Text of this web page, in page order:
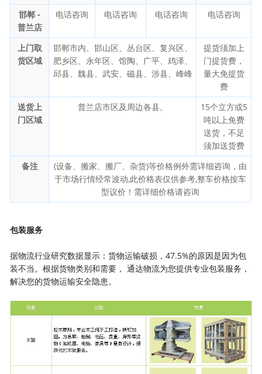
邯郸 -
普兰店
电话咨询 电话咨询 电话咨询 电话咨询
上门取
货区域
邯郸市内、邯山区、丛台区、复兴区、
肥乡区、永年区、馆陶、广平、鸡泽、
邱县、魏县、武安、磁县、涉县、峰峰
提货须加上
门提货费，
量大免提货
费
送货上
门区域
普兰店市区及周边各县。
15个立方或5
吨以上免费
送货，不足
须加送货费
备注
(设备、搬家、搬厂、杂货)等价格例外需详细咨询，由
于市场行情经常波动,此价格表仅供参考,整车价格按车
型议价！需详细价格请咨询
包装服务
据物流行业研究数据显示：货物运输破损，47.5%的原因是因为包
装不当。根据货物类别和需要， 通达物流为您提供专业包装服务，
解决您的货物运输安全隐患。